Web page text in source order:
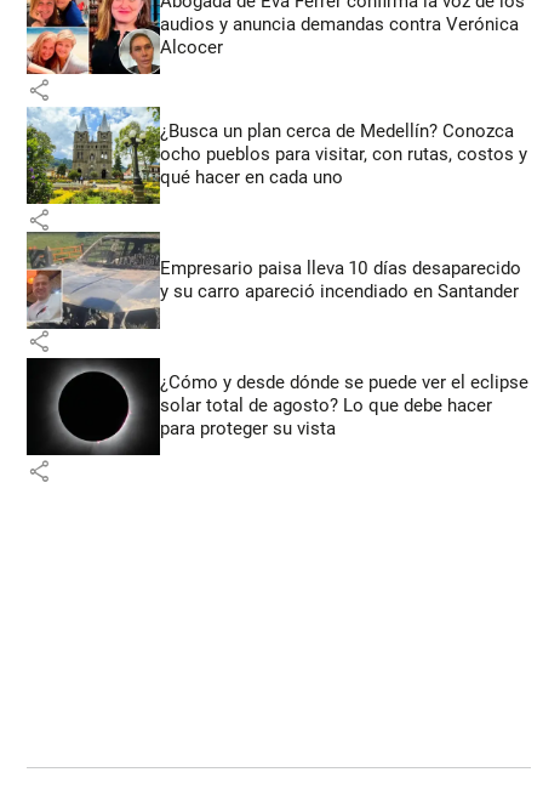
audios y anuncia demandas contra Verónica
Alcocer
share
¿Busca un plan cerca de Medellín? Conozca
ocho pueblos para visitar, con rutas, costos y
qué hacer en cada uno
share
Empresario paisa lleva 10 días desaparecido
y su carro apareció incendiado en Santander
share
¿Cómo y desde dónde se puede ver el eclipse
solar total de agosto? Lo que debe hacer
para proteger su vista
share